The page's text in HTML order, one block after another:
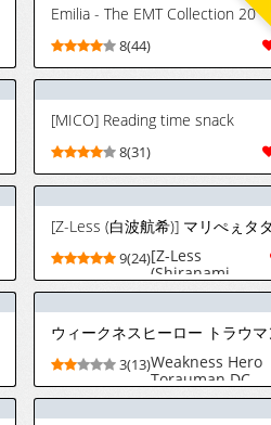
Emilia - The EMT Collection 20
8(44)
[MICO] Reading time snack
8(31)
9(24)[Z-Less
(Shiranami
Kouki)] MARIPIE
TADAMOMIKEN
(Hololive)
[Digital]
3(13)Weakness Hero
Torauman DC
disk2